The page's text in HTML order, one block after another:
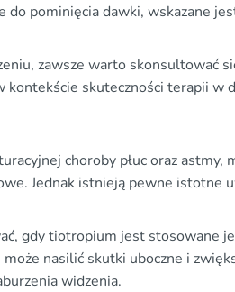
do pominięcia dawki, wskazane
zawsze warto skonsultować
skuteczności terapii w
choroby płuc oraz astmy,
Jednak istnieją pewne istotne
gdy tiotropium jest stosowane
nasilić skutki uboczne i
widzenia.